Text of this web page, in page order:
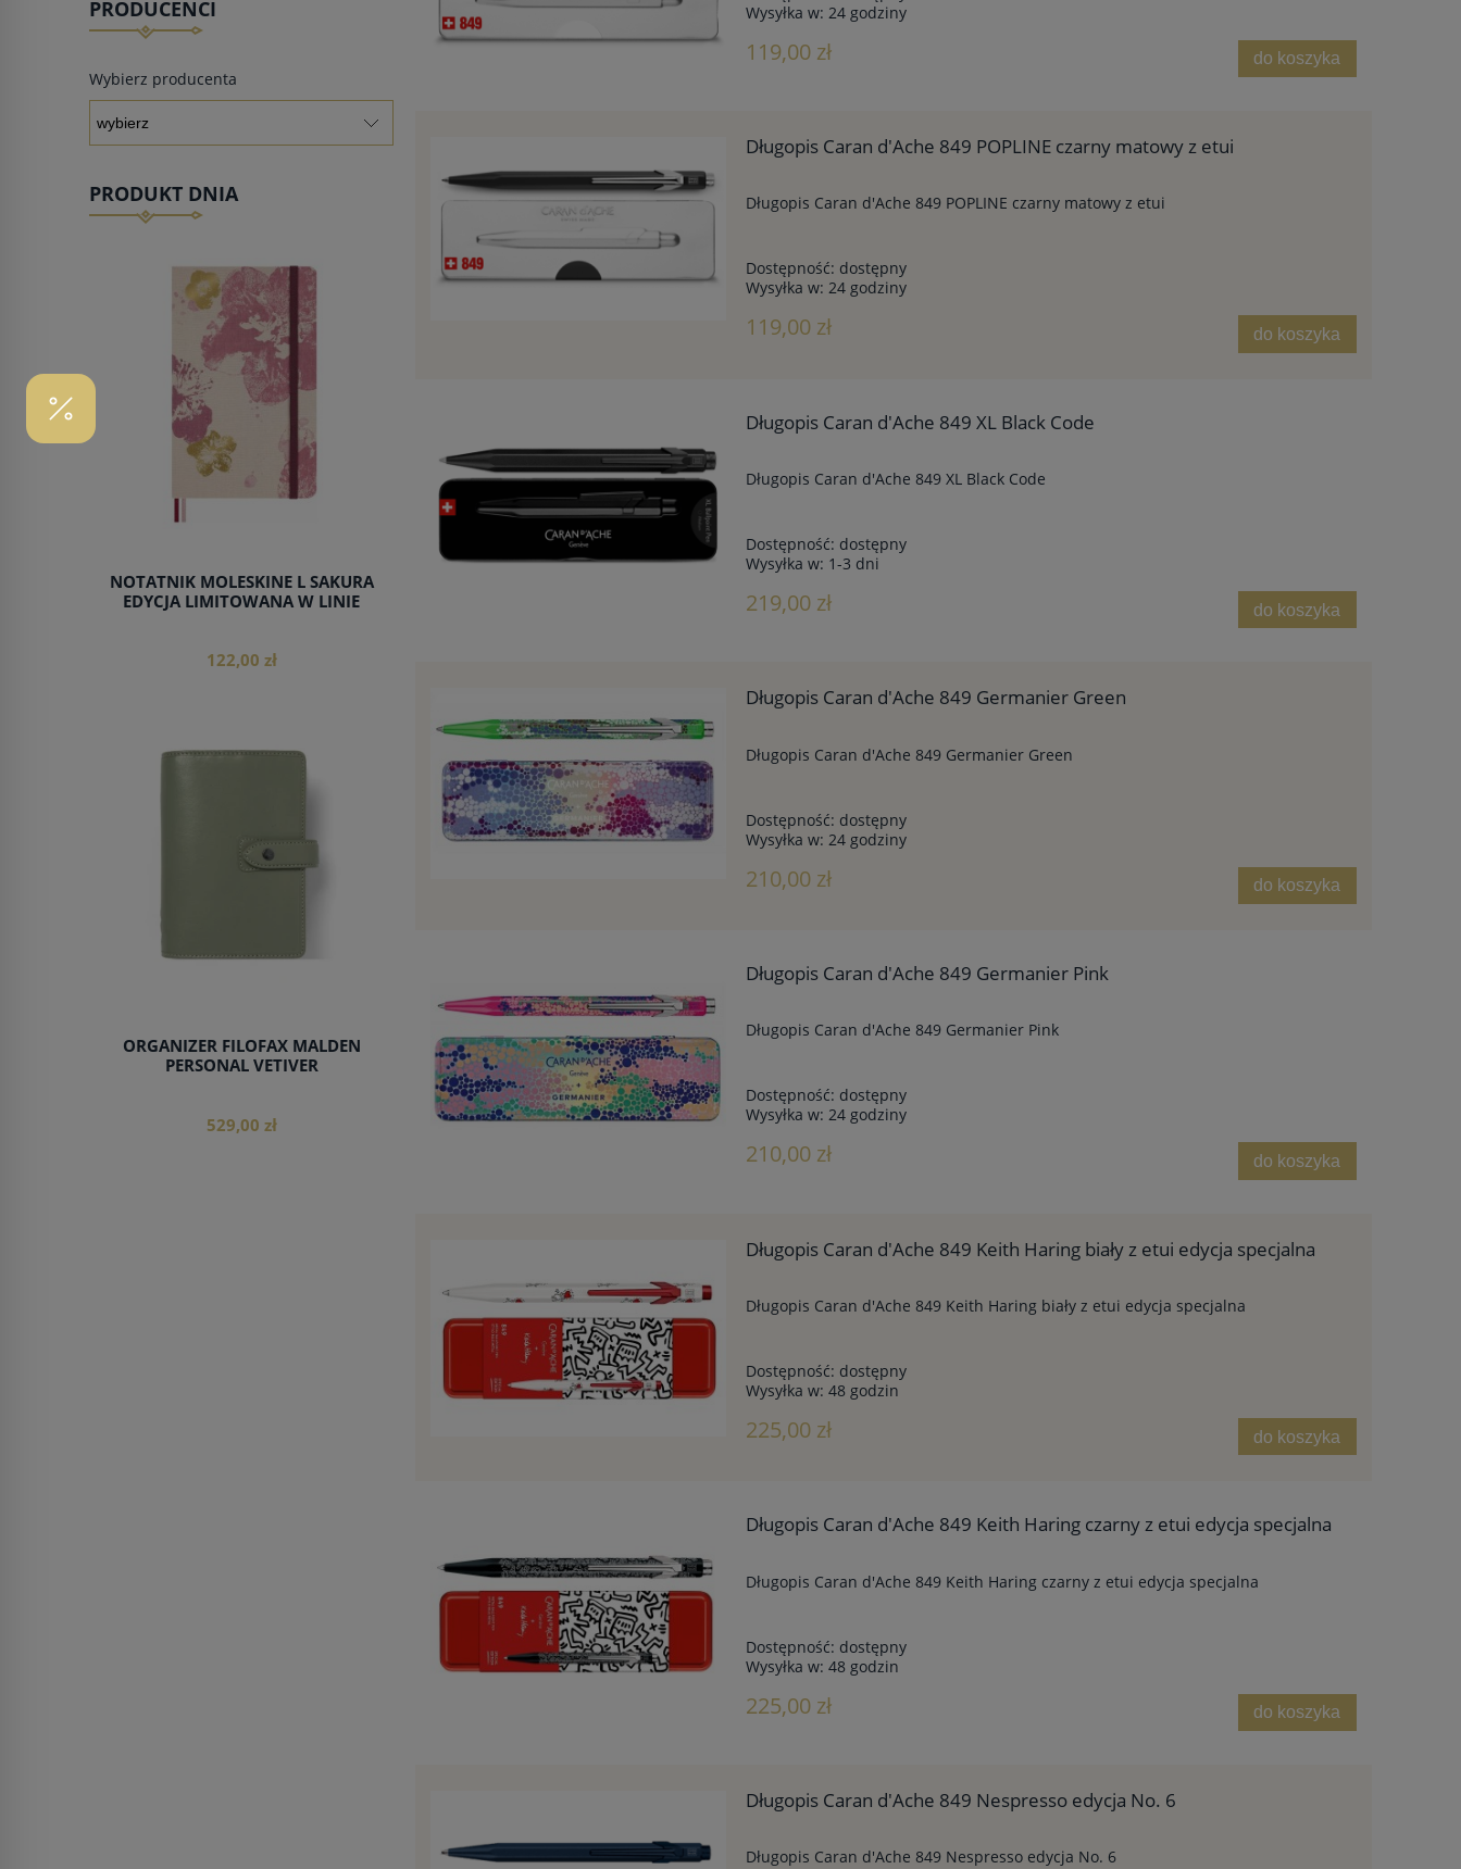
PRODUCENCI
Wybierz producenta
PRODUKT DNIA
NOTATNIK MOLESKINE L SAKURA
EDYCJA LIMITOWANA W LINIE
122,00 zł
ORGANIZER FILOFAX MALDEN
PERSONAL VETIVER
529,00 zł
Wysyłka w: 24 godziny
119,00 zł do koszyka
Długopis Caran d'Ache 849 POPLINE czarny matowy z etui
Długopis Caran d'Ache 849 POPLINE czarny matowy z etui
Dostępność: dostępny
Wysyłka w: 24 godziny
119,00 zł do koszyka
Długopis Caran d'Ache 849 XL Black Code
Długopis Caran d'Ache 849 XL Black Code
Dostępność: dostępny
Wysyłka w: 1-3 dni
219,00 zł do koszyka
Długopis Caran d'Ache 849 Germanier Green
Długopis Caran d'Ache 849 Germanier Green
Dostępność: dostępny
Wysyłka w: 24 godziny
210,00 zł do koszyka
Długopis Caran d'Ache 849 Germanier Pink
Długopis Caran d'Ache 849 Germanier Pink
Dostępność: dostępny
Wysyłka w: 24 godziny
210,00 zł do koszyka
Długopis Caran d'Ache 849 Keith Haring biały z etui edycja specjalna
Długopis Caran d'Ache 849 Keith Haring biały z etui edycja specjalna
Dostępność: dostępny
Wysyłka w: 48 godzin
225,00 zł do koszyka
Długopis Caran d'Ache 849 Keith Haring czarny z etui edycja specjalna
Długopis Caran d'Ache 849 Keith Haring czarny z etui edycja specjalna
Dostępność: dostępny
Wysyłka w: 48 godzin
225,00 zł do koszyka
Długopis Caran d'Ache 849 Nespresso edycja No. 6
Długopis Caran d'Ache 849 Nespresso edycja No. 6